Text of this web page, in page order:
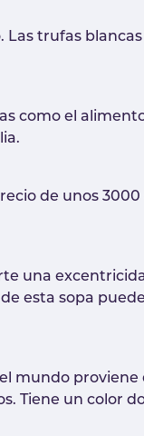
trufas
como el
de unos
una
esta sopa
mundo
Tiene un color